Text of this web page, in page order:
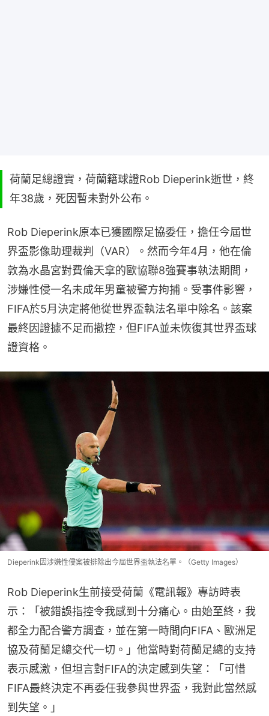
荷蘭足總證實，荷蘭籍球證Rob Dieperink逝世，終
年38歲，死因暫未對外公布。
Rob Dieperink原本已獲國際足協委任，擔任今屆世
界盃影像助理裁判（VAR）。然而今年4月，他在倫
敦為水晶宮對費倫天拿的歐協聯8強賽事執法期間，
涉嫌性侵一名未成年男童被警方拘捕。受事件影響，
FIFA於5月決定將他從世界盃執法名單中除名。該案
最終因證據不足而撤控，但FIFA並未恢復其世界盃球
證資格。
Dieperink因涉嫌性侵案被排除出今屆世界盃執法名單。（Getty Images）
Rob Dieperink生前接受荷蘭《電訊報》專訪時表
示：「被錯誤指控令我感到十分痛心。由始至終，我
都全力配合警方調查，並在第一時間向FIFA、歐洲足
協及荷蘭足總交代一切。」他當時對荷蘭足總的支持
表示感激，但坦言對FIFA的決定感到失望：「可惜
FIFA最終決定不再委任我參與世界盃，我對此當然感
到失望。」